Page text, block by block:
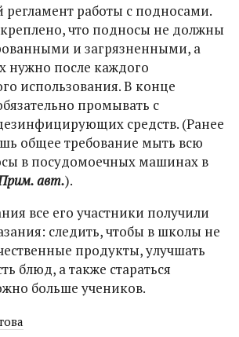
работы с подносами.
что подносы не должны
и загрязненными, а
нужно после каждого
использования. В конце
промывать с
средств. (Ранее
общее требование мыть всю
в посудомоечных машинах в
авт.).
все его участники получили
следить, чтобы в школы не
продукты, улучшать
блюд, а также стараться
больше учеников.